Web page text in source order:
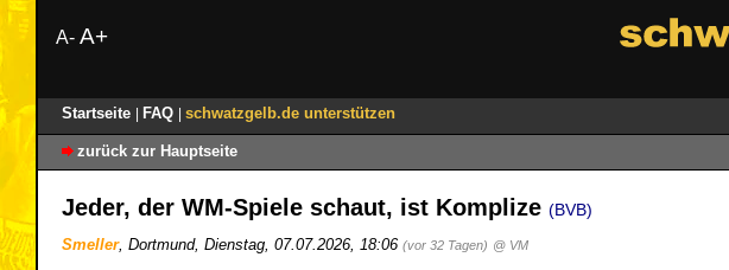
A- A+
Startseite FAQ schwatzgelb.de unterstützen
zurück zur Hauptseite
Jeder, der WM-Spiele schaut, ist Komplize (BVB)
Smeller, Dortmund, Dienstag, 07.07.2026, 18:06 (vor 32 Tagen) @ VM